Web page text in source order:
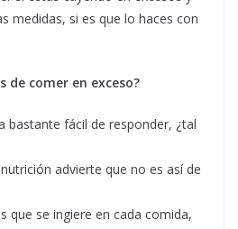
medidas, si es que lo haces con
de comer en exceso?
bastante fácil de responder, ¿tal
advierte que no es así de
que se ingiere en cada comida,